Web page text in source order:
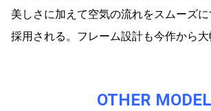
美しさに加えて空気の流れをスムーズ
採用される。フレーム設計も今作から
OTHER MODEL